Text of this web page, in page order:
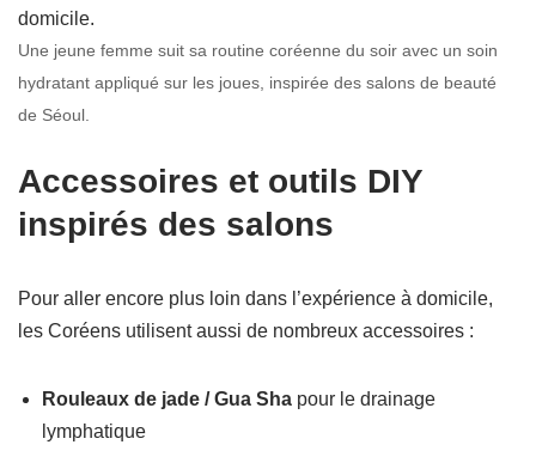
Une jeune femme suit sa routine coréenne du soir avec un soin
hydratant appliqué sur les joues, inspirée des salons de beauté
de Séoul.
Accessoires et outils DIY
inspirés des salons
Pour aller encore plus loin dans l’expérience à domicile,
les Coréens utilisent aussi de nombreux accessoires :
Rouleaux de jade / Gua Sha pour le drainage
lymphatique